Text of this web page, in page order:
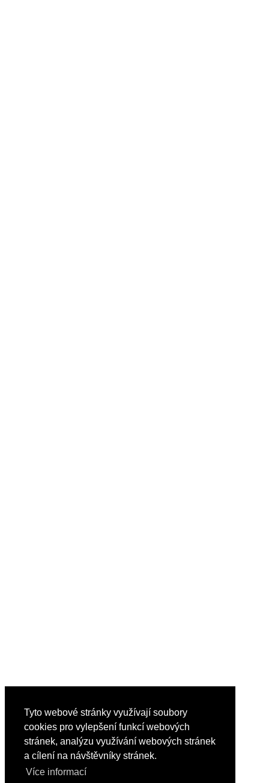
Tyto webové stránky využívají soubory
cookies pro vylepšení funkcí webových
stránek, analýzu využívání webových stránek
a cílení na návštěvníky stránek.
Více informací